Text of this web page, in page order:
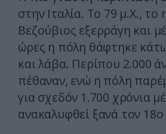
στην Ιταλία. Το 79 μ.Χ., το
Βεζούβιος εξερράγη και
ώρες η πόλη θάφτηκε
και λάβα. Περίπου 2.000
πέθαναν, ενώ η πόλη
για σχεδόν 1.700 χρόνια
ανακαλυφθεί ξανά τον 18ο